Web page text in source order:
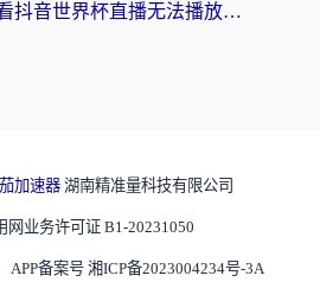
在澳大利亚看抖音世界杯直播无法播放？海外党体育观赛终极指南来了！
加速器 湖南精准量科技有限公司
网业务许可证 B1-20231050
APP备案号 湘ICP备2023004234号-3A